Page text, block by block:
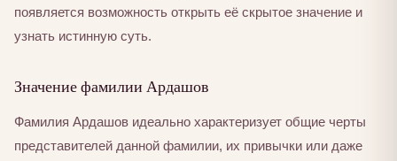
появляется возможность открыть её скрытое значение и
узнать истинную суть.
Значение фамилии Ардашов
Фамилия Ардашов идеально характеризует общие черты
представителей данной фамилии, их привычки или даже